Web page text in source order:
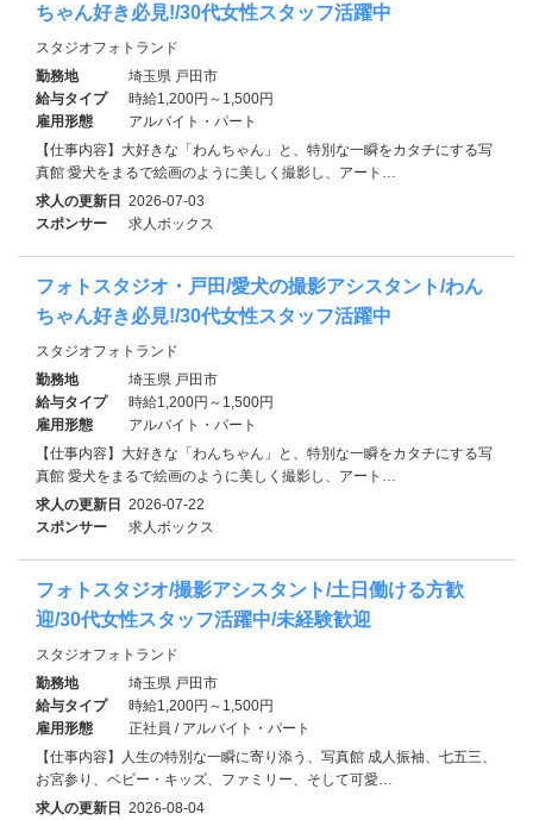
ちゃん好き必見!/30代女性スタッフ活躍中
スタジオフォトランド
勤務地
埼玉県 戸田市
給与タイプ
時給1,200円～1,500円
雇用形態
アルバイト・パート
【仕事内容】大好きな「わんちゃん」と、特別な一瞬をカタチにする写
真館 愛犬をまるで絵画のように美しく撮影し、アート…
求人の更新日 2026-07-03
スポンサー
求人ボックス
フォトスタジオ・戸田/愛犬の撮影アシスタント/わん
ちゃん好き必見!/30代女性スタッフ活躍中
スタジオフォトランド
勤務地
埼玉県 戸田市
給与タイプ
時給1,200円～1,500円
雇用形態
アルバイト・パート
【仕事内容】大好きな「わんちゃん」と、特別な一瞬をカタチにする写
真館 愛犬をまるで絵画のように美しく撮影し、アート…
求人の更新日 2026-07-22
スポンサー
求人ボックス
フォトスタジオ/撮影アシスタント/土日働ける方歓
迎/30代女性スタッフ活躍中/未経験歓迎
スタジオフォトランド
勤務地
埼玉県 戸田市
給与タイプ
時給1,200円～1,500円
雇用形態
正社員 / アルバイト・パート
【仕事内容】人生の特別な一瞬に寄り添う、写真館 成人振袖、七五三、
お宮参り、ベビー・キッズ、ファミリー、そして可愛…
求人の更新日 2026-08-04